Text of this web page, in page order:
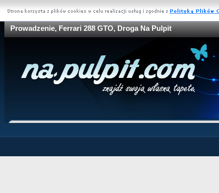
Prowadzenie, Ferrari 288 GTO, Droga Na Pulpit